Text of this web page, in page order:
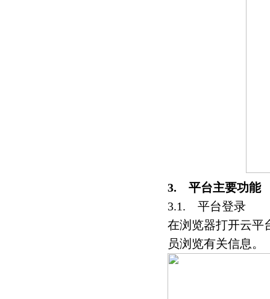
3. 平台主要功能
3.1. 平台登录
在浏览器打开云平
员浏览有关信息。